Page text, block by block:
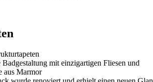
mit einzigartigen Fliesen und
aus Marmor